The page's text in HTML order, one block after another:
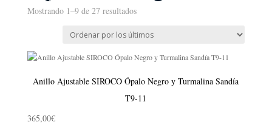
Mostrando 1–9 de 27 resultadosOrdenado
los
Anillo Ajustable SIROCO Ópalo Negro y Turmalina Sandía
T9-11
365,00€